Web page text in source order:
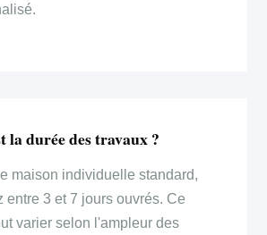
la durée des travaux ?
maison individuelle standard,
entre 3 et 7 jours ouvrés. Ce
varier selon l'ampleur des